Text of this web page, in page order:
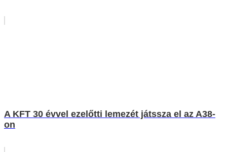
A KFT 30 évvel ezelőtti lemezét játssza el az A38-
on